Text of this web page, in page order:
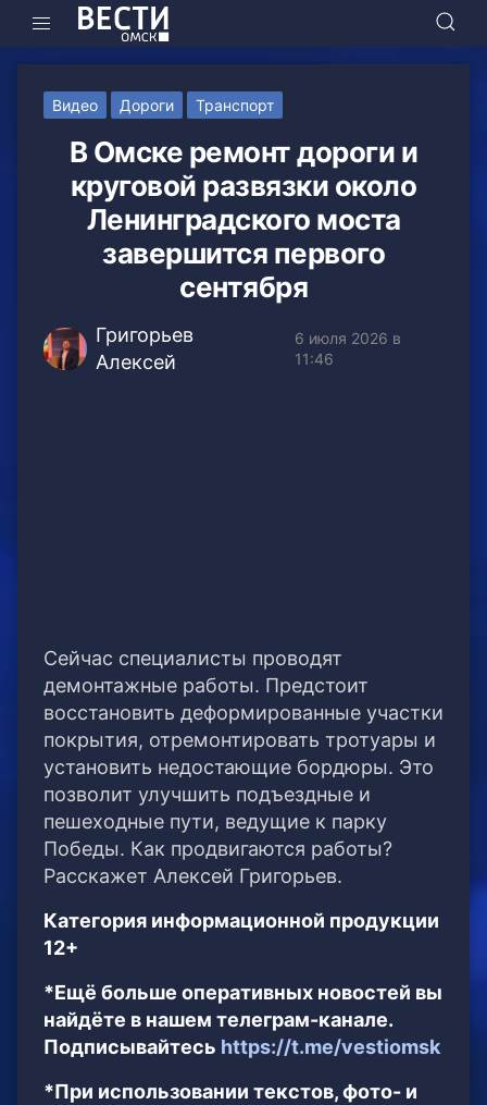
Видео Дороги Транспорт
В Омске ремонт дороги и
круговой развязки около
Ленинградского моста
завершится первого
сентября
Григорьев
Алексей
6 июля 2026 в
11:46
Сейчас специалисты проводят
демонтажные работы. Предстоит
восстановить деформированные участки
покрытия, отремонтировать тротуары и
установить недостающие бордюры. Это
позволит улучшить подъездные и
пешеходные пути, ведущие к парку
Победы. Как продвигаются работы?
Расскажет Алексей Григорьев.
Категория информационной продукции
12+
*Ещё больше оперативных новостей вы
найдёте в нашем телеграм-канале.
Подписывайтесь https://t.me/vestiomsk
*При использовании текстов, фото- и